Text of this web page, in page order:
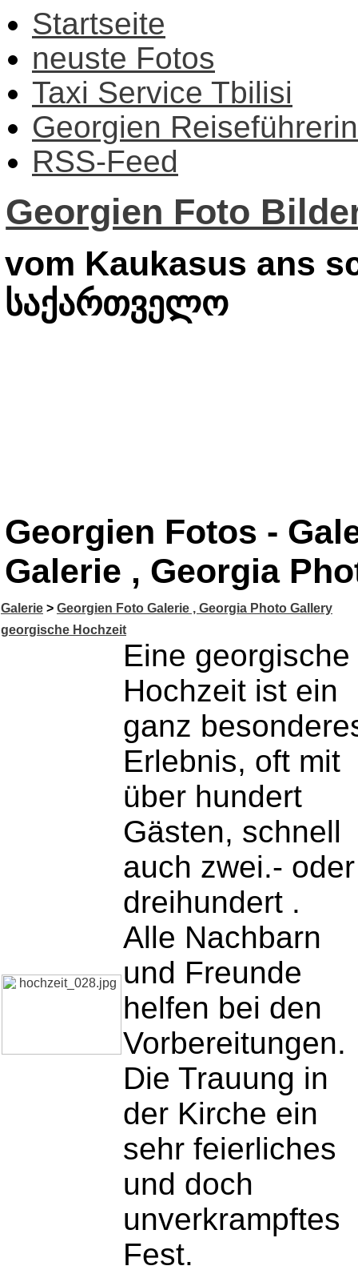
Startseite
neuste Fotos
Taxi Service Tbilisi
Georgien Reiseführerin
RSS-Feed
Georgien Foto
vom Kaukasus ans
საქართველო
Georgien Fotos -
Galerie , Georgia
Galerie > Georgien Foto Galerie , Georgia Photo Gallery
georgische Hochzeit
Eine georgische
Hochzeit ist ein
ganz
Erlebnis, oft mit
über hundert
Gästen, schnell
auch zwei.- oder
dreihundert .
Alle Nachbarn
und Freunde
helfen bei den
Vorbereitungen.
Die Trauung in
der Kirche ein
sehr feierliches
und doch
unverkrampftes
Fest.